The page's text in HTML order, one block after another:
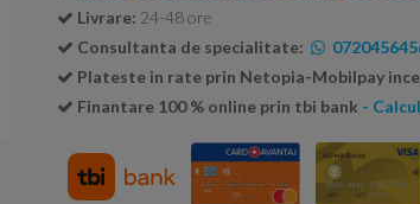
Livrare: 24-48 ore
Consultanta de specialitate:
Plateste in rate prin Netopia-Mobilpay
Finantare 100 % online prin tbi bank -